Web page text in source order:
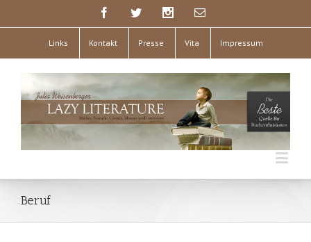
Links Kontakt Presse Vita Impressum
Beruf